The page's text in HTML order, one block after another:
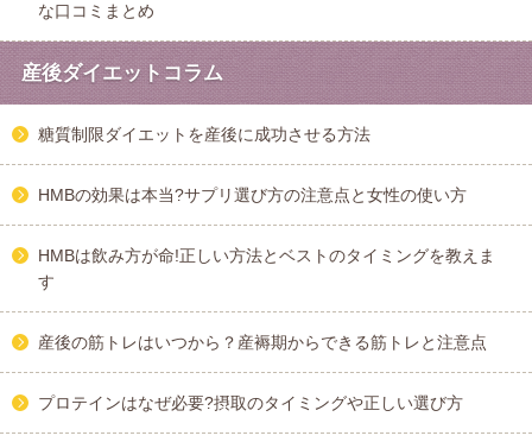
な口コミまとめ
産後ダイエットコラム
糖質制限ダイエットを産後に成功させる方法
HMBの効果は本当?サプリ選び方の注意点と女性の使い方
HMBは飲み方が命!正しい方法とベストのタイミングを教えま
す
産後の筋トレはいつから？産褥期からできる筋トレと注意点
プロテインはなぜ必要?摂取のタイミングや正しい選び方